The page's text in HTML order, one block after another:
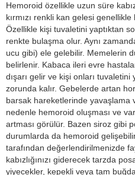
Hemoroid özellikle uzun süre
kırmızı renkli kan gelesi
Özellikle kişi tuvaletini yaptıktan
renkte bulaşma olur. Aynı
ucu gibi) ele gelebilir. Memelerin
belirlenir. Kabaca ileri evre
dışarı gelir ve kişi onları
zorunda kalır. Gebelerde artan
barsak hareketlerinde yavaşlama
nedenle hemoroid oluşması ve
artması görülür. Bazen siroz gibi
durumlarda da hemoroid
tarafından değerlendirilmenizde
kabızlığınızı giderecek tarzda
yiyecekler, kepekli veya tam